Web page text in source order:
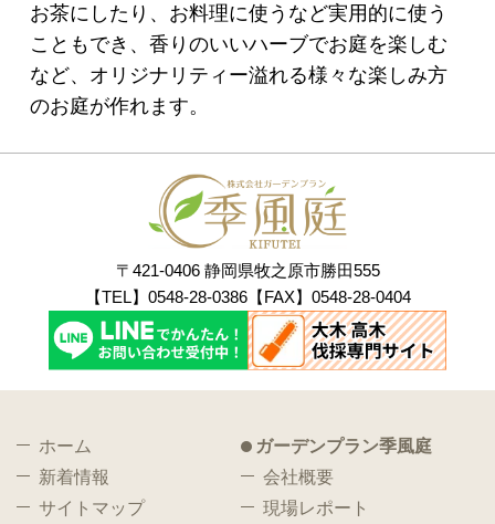
お茶にしたり、お料理に使うなど実用的に使う
こともでき、香りのいいハーブでお庭を楽しむ
など、オリジナリティー溢れる様々な楽しみ方
のお庭が作れます。
〒421-0406 静岡県牧之原市勝田555
【TEL】0548-28-0386【FAX】0548-28-0404
ホーム
新着情報
サイトマップ
ガーデンプラン季風庭
会社概要
現場レポート